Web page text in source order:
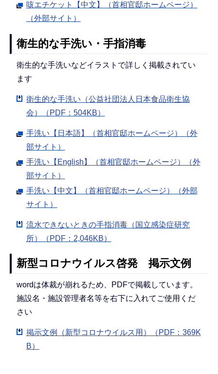
咳エチケット【中文】（首相官邸ホームページ）
（外部サイト）
衛生的な手洗い・手指消毒
衛生的な手洗いなどイラストで詳しく掲載されてい
ます
衛生的な手洗い（公益社団法人日本食品衛生協
会）（PDF：504KB）
手洗い【日本語】（首相官邸ホームページ）（外
部サイト）
手洗い【English】（首相官邸ホームページ）（外
部サイト）
手洗い【中文】（首相官邸ホームページ）（外部
サイト）
流水できないときの手指消毒（国立感染症研究
所）（PDF：2,046KB）
新型コロナウイルス啓発 掲示文例
wordは体裁が崩れるため、PDFで掲載しています。
施設名・施設管理者名等を右下に入れてご使用くだ
さい
掲示文例（新型コロナウイルス用）（PDF：369K
B）